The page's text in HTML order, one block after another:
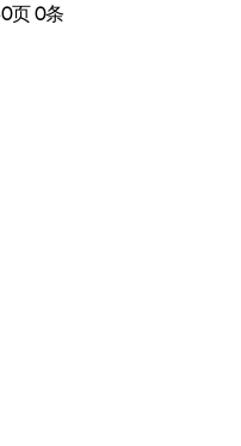
0页0条